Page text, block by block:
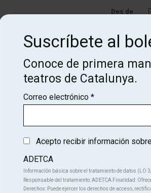
Des de
Des de
15 €
Más fechas
Suscríbete al
Conoce de primera
teatros de Catalunya.
Correo electrónico *
Acepto recibir información
ADETCA
Información básica sobre el tratamiento de datos (LO
Responsable del tratamiento: ADETCA Finalidad:
Derechos: Puede ejercer los derechos de acceso,